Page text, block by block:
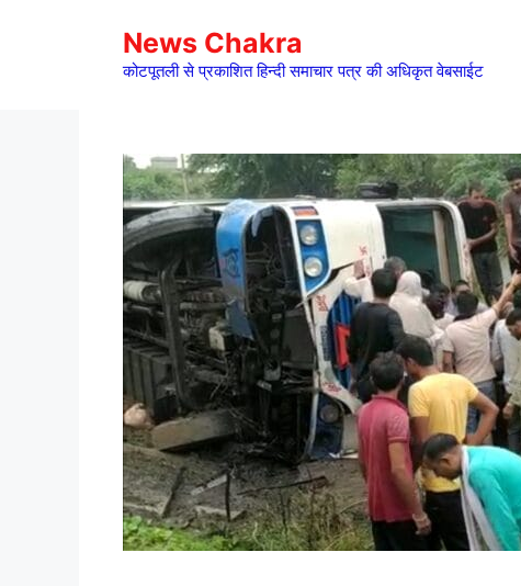
News Chakra
कोटपूतली से प्रकाशित हिन्दी समाचार पत्र की अधिकृत वेबसाईट